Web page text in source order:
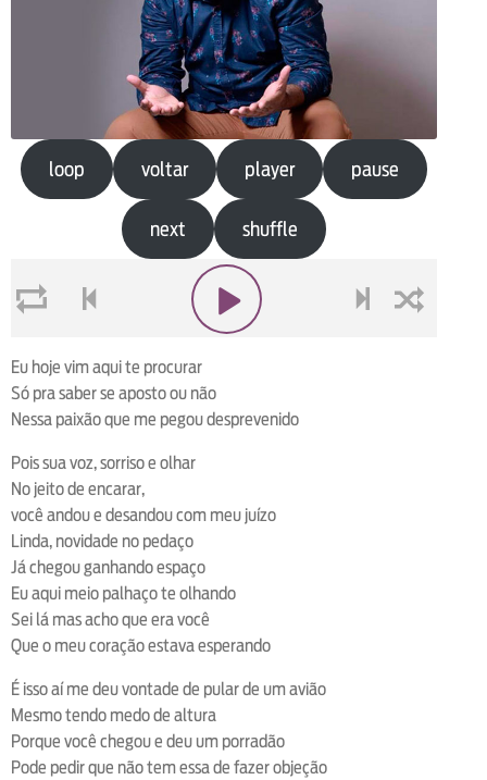
loop voltar player pause
next shuffle
Eu hoje vim aqui te procurar
Só pra saber se aposto ou não
Nessa paixão que me pegou desprevenido
Pois sua voz, sorriso e olhar
No jeito de encarar,
você andou e desandou com meu juízo
Linda, novidade no pedaço
Já chegou ganhando espaço
Eu aqui meio palhaço te olhando
Sei lá mas acho que era você
Que o meu coração estava esperando
É isso aí me deu vontade de pular de um avião
Mesmo tendo medo de altura
Porque você chegou e deu um porradão
Pode pedir que não tem essa de fazer objeção